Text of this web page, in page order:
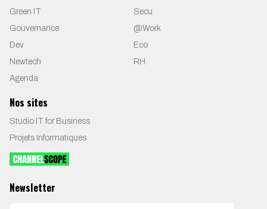
Green IT
Secu
Gouvernance
@Work
Dev
Eco
Newtech
RH
Agenda
Nos sites
Studio IT for Business
Projets Informatiques
Newsletter